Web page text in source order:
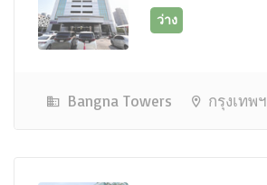
Bangna Towers กรุงเทพฯ